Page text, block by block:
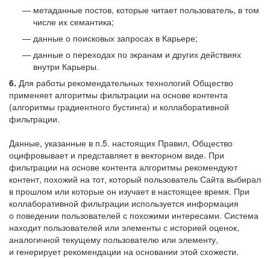
метаданные постов, которые читает пользователь, в том
числе их семантика;
данные о поисковых запросах в Карьере;
данные о переходах по экранам и других действиях
внутри Карьеры.
6. Для работы рекомендательных технологий Общество
применяет алгоритмы фильтрации на основе контента
(алгоритмы градиентного бустинга) и коллаборативной
фильтрации.
Данные, указанные в п.5. настоящих Правил, Общество
оцифровывает и представляет в векторном виде. При
фильтрации на основе контента алгоритмы рекомендуют
контент, похожий на тот, который пользователь Сайта выбирал
в прошлом или которые он изучает в настоящее время. При
коллаборативной фильтрации используется информация
о поведении пользователей с похожими интересами. Система
находит пользователей или элементы с историей оценок,
аналогичной текущему пользователю или элементу,
и генерирует рекомендации на основании этой схожести.